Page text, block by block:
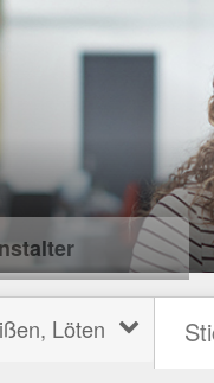
Löten